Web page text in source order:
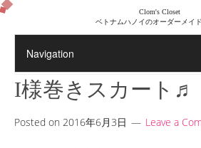
Clom's Closet
ベトナムハノイのオーダーメイ
I様巻きスカート♬
Posted on 2016年6月3日 Leave a